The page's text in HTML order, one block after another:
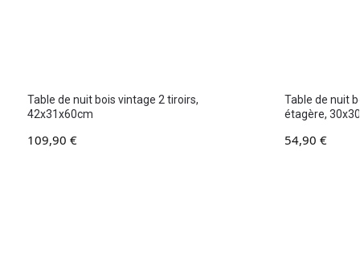
Table de nuit bois vintage 2 tiroirs,
42x31x60cm
109,90 €
Table de nuit
étagère,
54,90 €